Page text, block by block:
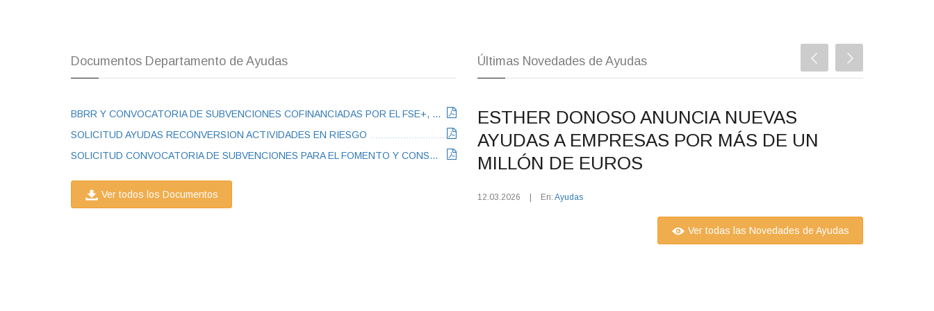
Documentos Departamento de Ayudas
BBRR Y CONVOCATORIA DE SUBVENCIONES COFINANCIADAS POR EL FSE+, PARA LA REALIZACIÓN DE ACCIONES DE MENTORING, ASESORAMIENTO, FORMACIÓN Y ACOMPAÑAMIENTO ORIENTADAS A LA RECONVERSION DE ACTIVIDADES ECONÓMICAS EN RIESGO
SOLICITUD AYUDAS RECONVERSION ACTIVIDADES EN RIESGO
SOLICITUD CONVOCATORIA DE SUBVENCIONES PARA EL FOMENTO Y CONSOLIDACIÓN DE EMPRESAS EMERGENTES Y DIGITALES
Ver todos los Documentos
Últimas Novedades de Ayudas
ESTHER DONOSO ANUNCIA NUEVAS
AYUDAS A EMPRESAS POR MÁS DE UN
MILLÓN DE EUROS
12.03.2026 En: Ayudas
Ver todas las Novedades de Ayudas